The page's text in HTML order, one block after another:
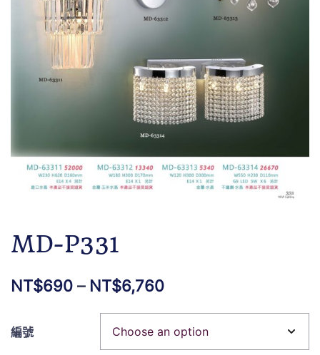
MD-P331
NT$690 – NT$6,760
編號